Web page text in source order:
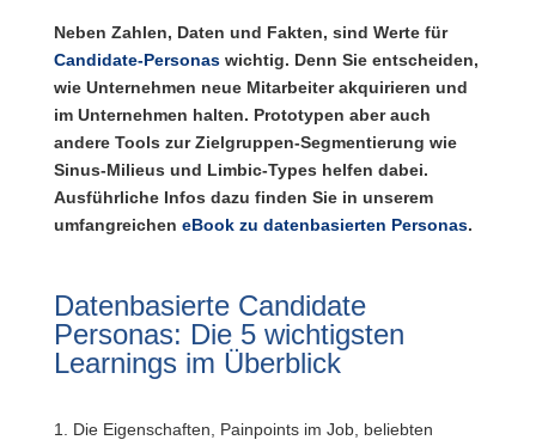
Neben Zahlen, Daten und Fakten, sind Werte für
Candidate-Personaswichtig. Denn Sie entscheiden,
wie Unternehmen neue Mitarbeiter akquirieren und
im Unternehmen halten. Prototypen aber auch
andere Tools zur Zielgruppen-Segmentierung wie
Sinus-Milieus und Limbic-Types helfen dabei.
Ausführliche Infos dazu finden Sie in unserem
umfangreichen eBook zu datenbasierten Personas.
Datenbasierte Candidate
Personas: Die 5 wichtigsten
Learnings im Überblick
Die Eigenschaften, Painpoints im Job, beliebten